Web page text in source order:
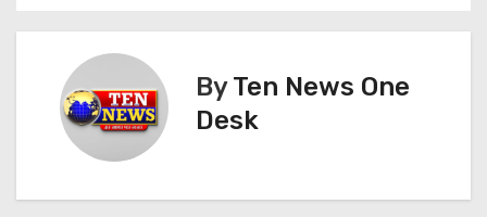
v
ByTen News One
Desk